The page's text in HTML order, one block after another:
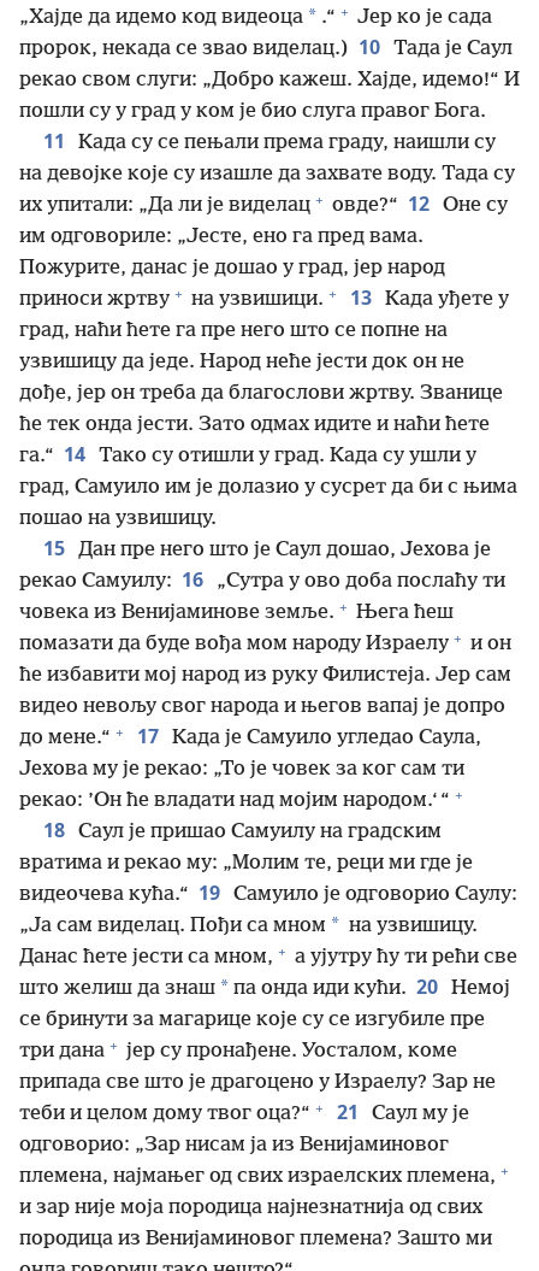
„Хајде да идемо код видеоца * .“ + Јер ко је сада
пророк, некада се звао виделац.) 10 Тада је Саул
рекао свом слуги: „Добро кажеш. Хајде, идемо!“ И
пошли су у град у ком је био слуга правог Бога.
11
Када су се пењали према граду, наишли су
на девојке које су изашле да захвате воду. Тада су
их упитали: „Да ли је виделац + овде?“ 12 Оне су
им одговориле: „Јесте, ено га пред вама.
Пожурите, данас је дошао у град, јер народ
приноси жртву + на узвишици. + 13 Када уђете у
град, наћи ћете га пре него што се попне на
узвишицу да једе. Народ неће јести док он не
дође, јер он треба да благослови жртву. Званице
ће тек онда јести. Зато одмах идите и наћи ћете
га.“ 14 Тако су отишли у град. Када су ушли у
град, Самуило им је долазио у сусрет да би с њима
пошао на узвишицу.
15 Дан пре него што је Саул дошао, Јехова је
рекао Самуилу: 16
„Сутра у ово доба послаћу ти
човека из Венијаминове земље. + Њега ћеш
помазати да буде вођа мом народу Израелу + и он
ће избавити мој народ из руку Филистеја. Јер сам
видео невољу свог народа и његов вапај је допро
до мене.“ + 17 Када је Самуило угледао Саула,
Јехова му је рекао: „То је човек за ког сам ти
рекао: ’Он ће владати над мојим народом.‘ “ +
18 Саул је пришао Самуилу на градским
вратима и рекао му: „Молим те, реци ми где је
видеочева кућа.“ 19 Самуило је одговорио Саулу:
„Ја сам виделац. Пођи са мном * на узвишицу.
Данас ћете јести са мном, + а ујутру ћу ти рећи све
што желиш да знаш * па онда иди кући. 20 Немој
се бринути за магарице које су се изгубиле пре
три дана + јер су пронађене. Уосталом, коме
припада све што је драгоцено у Израелу? Зар не
теби и целом дому твог оца?“ + 21
Саул му је
одговорио: „Зар нисам ја из Венијаминовог
племена, најмањег од свих израелских племена, +
и зар није моја породица најнезнатнија од свих
породица из Венијаминовог племена? Зашто ми